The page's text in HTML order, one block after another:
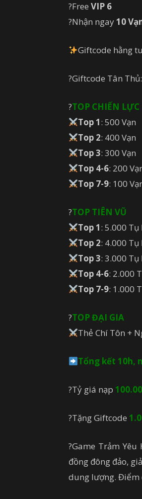
?Free VIP 6
?Nhận ngay10
Giftcode hằng
?Giftcode Tân Thủ:
?TOP CHIẾN LỰC
Top 1: 500 Vạn
Top 2: 400 Vạn
Top 3: 300 Vạn
Top 4-6: 200
Top 7-9: 100
?TOP TIÊN VŨ
Top 1: 5.000 Tụ
Top 2: 4.000 Tụ
Top 3: 3.000 Tụ
Top 4-6: 2.000
Top 7-9: 1.000
?TOP ĐẠI GIA
Thẻ Chí Tôn +
Tổng kết 10h,
?Tỷ giá nạp
?Tặng Giftcode
?Game Trảm
đồng đông đảo,
dung lượng. Điểm